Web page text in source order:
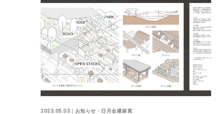
2023.05.03｜ お知らせ ・ 日月会建築賞